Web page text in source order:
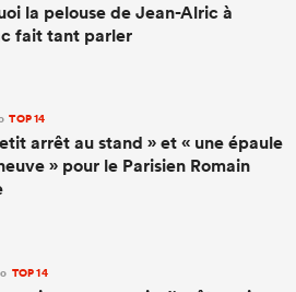
la pelouse de Jean-Alric à
fait tant parler
TOP 14
arrêt au stand » et « une épaule
» pour le Parisien Romain
TOP 14